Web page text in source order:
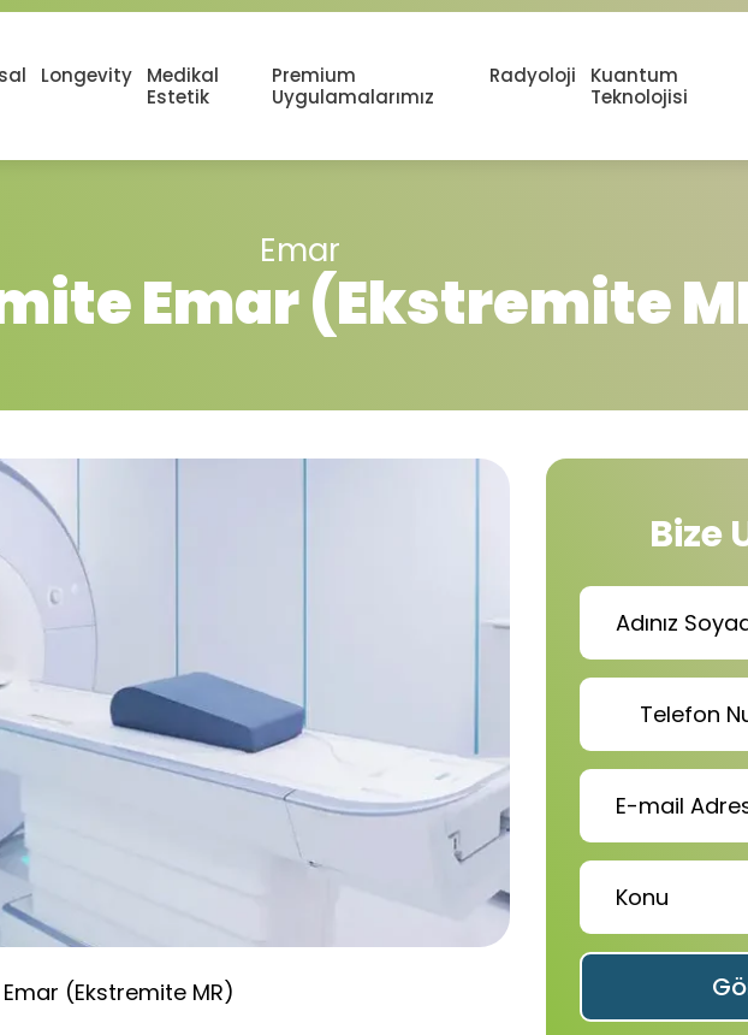
Longevity
Medikal
Estetik
Premium
Uygulamalarımız
Radyoloji
Kuantum
Teknolojisi
Emar
Emar (Ekstremite
(Ekstremite MR)
Bize